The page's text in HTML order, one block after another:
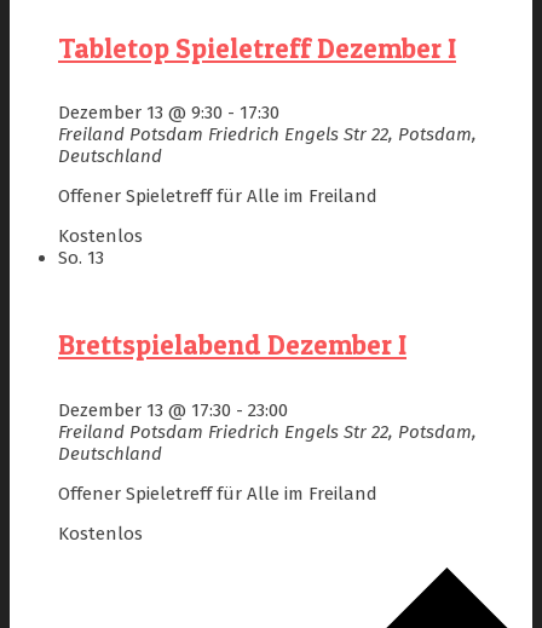
Tabletop Spieletreff Dezember I
Dezember 13 @ 9:30 - 17:30
Freiland Potsdam Friedrich Engels Str 22, Potsdam,
Deutschland
Offener Spieletreff für Alle im Freiland
Kostenlos
So. 13
Brettspielabend Dezember I
Dezember 13 @ 17:30 - 23:00
Freiland Potsdam Friedrich Engels Str 22, Potsdam,
Deutschland
Offener Spieletreff für Alle im Freiland
Kostenlos